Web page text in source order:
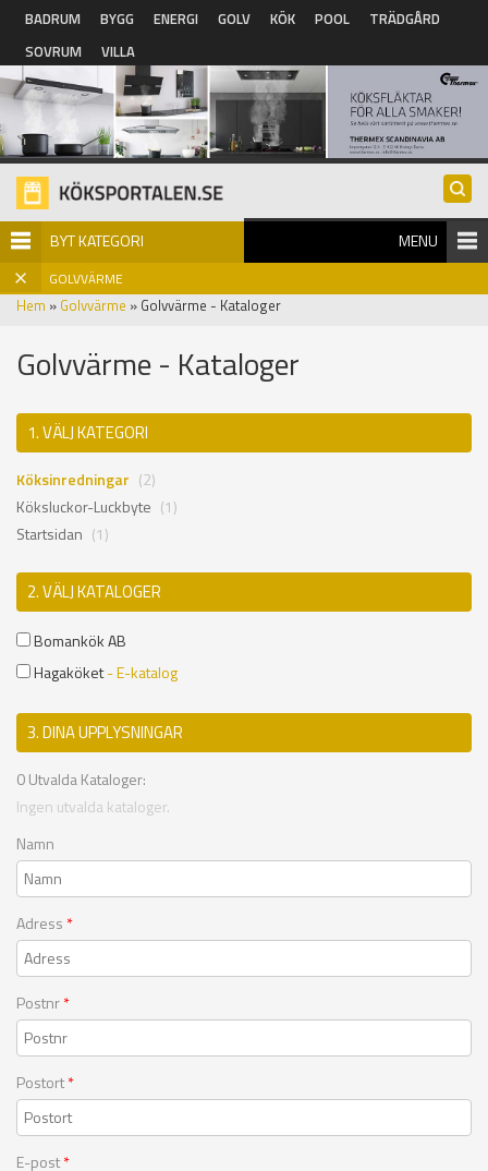
Hoppa till huvudinnehåll
BADRUM BYGG ENERGI GOLV KÖK POOL
TRÄDGÅRD
SOVRUM
VILLA
BYT KATEGORI MENU
GOLVVÄRME
Hem » Golvvärme » Golvvärme - Kataloger
Golvvärme - Kataloger
1. VÄLJ KATEGORI
Köksinredningar (2)
Köksluckor-Luckbyte (1)
Startsidan (1)
2. VÄLJ KATALOGER
Bomankök AB
Hagaköket- E-katalog
3. DINA UPPLYSNINGAR
0Utvalda Kataloger:
Ingen utvalda kataloger.
Namn
Adress *
Postnr*
Postort*
E-post*